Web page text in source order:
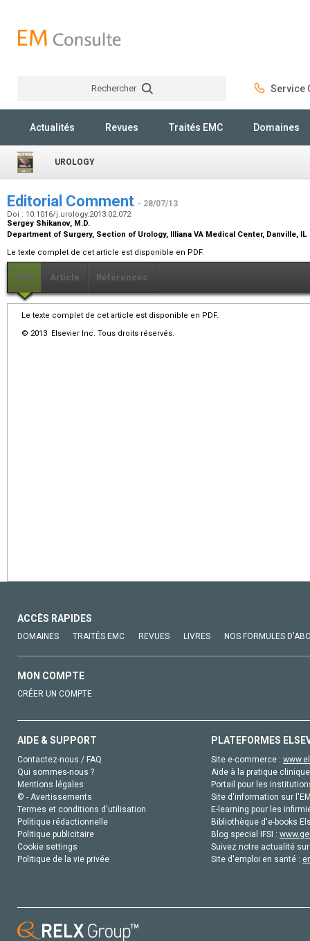
Rechercher Service
Actualités Revues Traités EMC Domaines
UROLOGY
Editorial Comment - 28/07/13
Doi : 10.1016/j.urology.2013.02.072
Sergey Shikanov, M.D.
Department of Surgery, Section of Urology, Illiana VA Medical Center, Danville, IL
Le texte complet de cet article est disponible en PDF.
PDF Article Références
Le texte complet de cet article est disponible en PDF.
© 2013 Elsevier Inc. Tous droits réservés.
ACCÈS RAPIDES
DOMAINES TRAITÉS EMC REVUES LIVRES NOS FORMULES
MON COMPTE
CRÉER UN COMPTE
AIDE & SUPPORT
Contactez-nous / FAQ
Qui sommes-nous ?
Mentions légales
© - Avertissements
Termes et conditions d'utilisation
Politique rédactionnelle
Politique publicitaire
Cookie settings
Politique de la vie privée
PLATEFORMES
Site e-commerce :
Aide à la pratique
Portail pour les
Site d'information sur
E-learning pour les
Bibliothèque d'e-books
Blog special IFSI :
Suivez notre actualité
Site d'emploi en santé :